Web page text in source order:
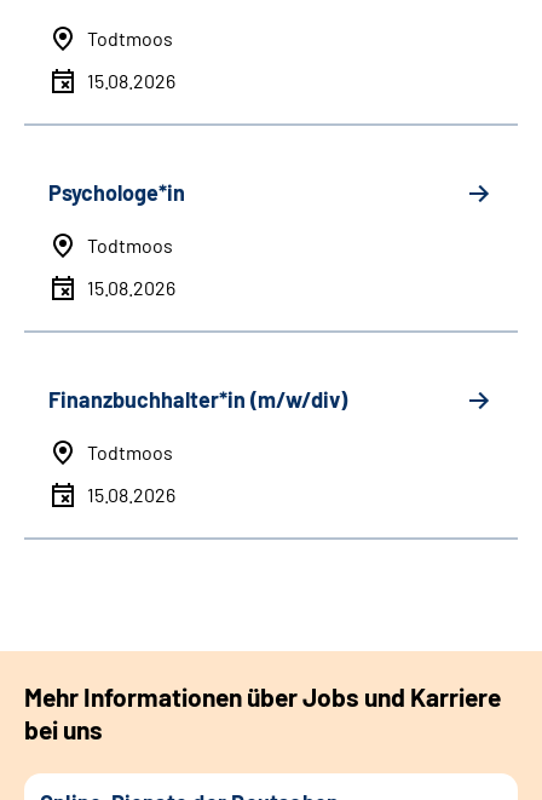
Todtmoos
15.08.2026
Psychologe*in
Todtmoos
15.08.2026
Finanzbuchhalter*in (m/w/div)
Todtmoos
15.08.2026
Mehr Informationen über Jobs und Karriere
bei uns